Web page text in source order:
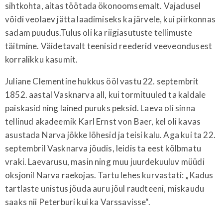
sihtkohta, aitas töötada ökonoomsemalt. Vajadusel
võidi veolaev jätta laadimiseks ka järvele, kui piirkonnas
sadam puudus.Tulus oli ka riigiasutuste tellimuste
täitmine. Väidetavalt teenisid reederid veeveondusest
korralikku kasumit.
Juliane Clementine hukkus ööl vastu 22. septembrit
1852. aastal Vasknarva all, kui tormituuled ta kaldale
paiskasid ning lained puruks peksid. Laeva oli sinna
tellinud akadeemik Karl Ernst von Baer, kel oli kavas
asustada Narva jõkke lõhesid ja teisi kalu. Aga kui ta 22.
septembril Vasknarva jõudis, leidis ta eest kõlbmatu
vraki. Laevarusu, masin ning muu juurdekuuluv müüdi
oksjonil Narva raekojas. Tartu lehes kurvastati: „Kadus
tartlaste unistus jõuda auru jõul raudteeni, miskaudu
saaks nii Peterburi kui ka Varssavisse“.